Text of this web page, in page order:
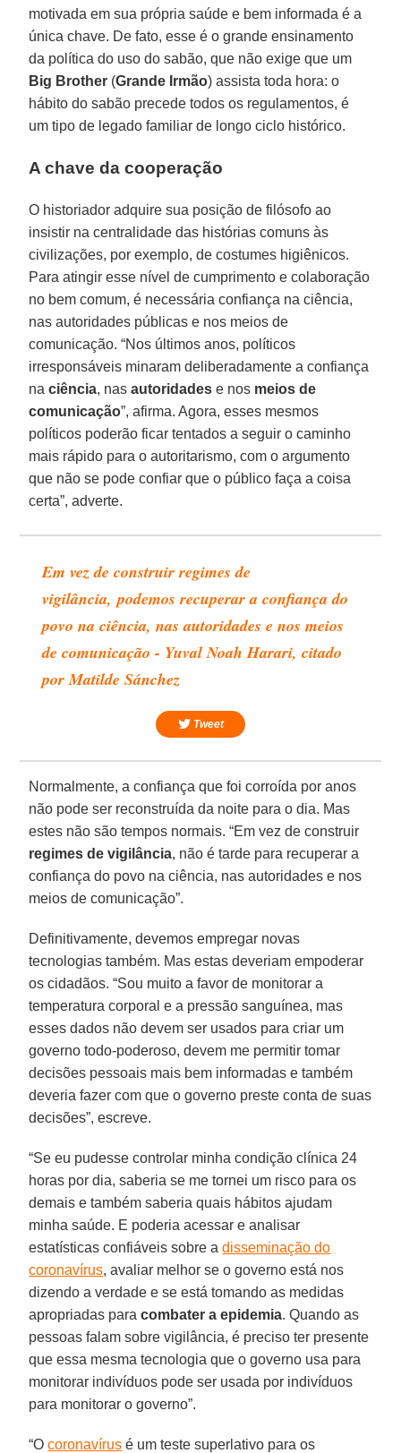
motivada em sua própria saúde e bem informada é a
única chave. De fato, esse é o grande ensinamento
da política do uso do sabão, que não exige que um
Big Brother (Grande Irmão) assista toda hora: o
hábito do sabão precede todos os regulamentos, é
um tipo de legado familiar de longo ciclo histórico.
A chave da cooperação
O historiador adquire sua posição de filósofo ao
insistir na centralidade das histórias comuns às
civilizações, por exemplo, de costumes higiênicos.
Para atingir esse nível de cumprimento e colaboração
no bem comum, é necessária confiança na ciência,
nas autoridades públicas e nos meios de
comunicação. “Nos últimos anos, políticos
irresponsáveis minaram deliberadamente a confiança
naciência, nasautoridades e nos meios de
comunicação”, afirma. Agora, esses mesmos
políticos poderão ficar tentados a seguir o caminho
mais rápido para o autoritarismo, com o argumento
que não se pode confiar que o público faça a coisa
certa”, adverte.
Em vez de construir regimes de
vigilância, podemos recuperar a confiança do
povo na ciência, nas autoridades e nos meios
de comunicação - Yuval Noah Harari, citado
por Matilde Sánchez
Tweet
Normalmente, a confiança que foi corroída por anos
não pode ser reconstruída da noite para o dia. Mas
estes não são tempos normais. “Em vez de construir
regimes de vigilância, não é tarde para recuperar a
confiança do povo na ciência, nas autoridades e nos
meios de comunicação”.
Definitivamente, devemos empregar novas
tecnologias também. Mas estas deveriam empoderar
os cidadãos. “Sou muito a favor de monitorar a
temperatura corporal e a pressão sanguínea, mas
esses dados não devem ser usados para criar um
governo todo-poderoso, devem me permitir tomar
decisões pessoais mais bem informadas e também
deveria fazer com que o governo preste conta de suas
decisões”, escreve.
“Se eu pudesse controlar minha condição clínica 24
horas por dia, saberia se me tornei um risco para os
demais e também saberia quais hábitos ajudam
minha saúde. E poderia acessar e analisar
estatísticas confiáveis sobre adisseminação do
coronavírus, avaliar melhor se o governo está nos
dizendo a verdade e se está tomando as medidas
apropriadas paracombater a epidemia. Quando as
pessoas falam sobre vigilância, é preciso ter presente
que essa mesma tecnologia que o governo usa para
monitorar indivíduos pode ser usada por indivíduos
para monitorar o governo”.
“Ocoronavírus é um teste superlativo para os